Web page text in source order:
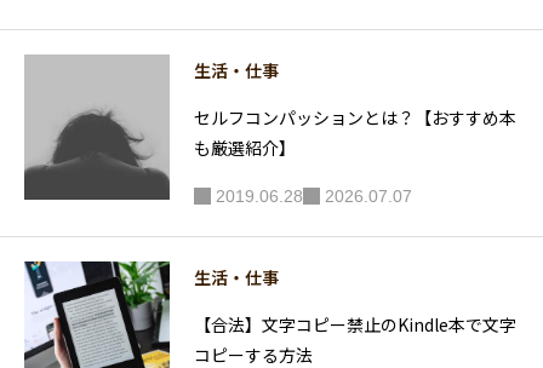
生活・仕事
セルフコンパッションとは？【おすすめ本
も厳選紹介】
2019.06.28 2026.07.07
生活・仕事
【合法】文字コピー禁止のKindle本で文字
コピーする方法